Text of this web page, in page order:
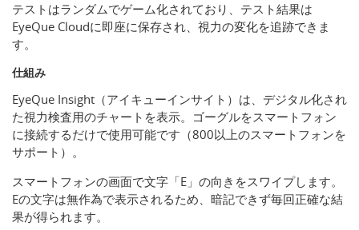
テストはランダムでゲーム化されており、テスト結果は
EyeQue Cloudに即座に保存され、視力の変化を追跡できま
す。
仕組み
EyeQue Insight（アイキューインサイト）は、デジタル化され
た視力検査用のチャートを表示。ゴーグルをスマートフォン
に接続するだけで使用可能です（800以上のスマートフォンを
サポート）。
スマートフォンの画面で文字「E」の向きをスワイプします。
Eの文字は無作為で表示されるため、暗記できず毎回正確な結
果が得られます。